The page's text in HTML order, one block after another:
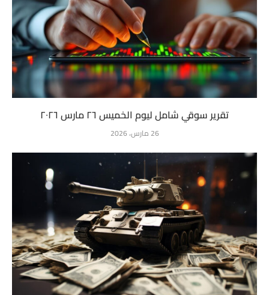
تقرير سوقي شامل ليوم الخميس ٢٦ مارس ٢٠٢٦
26 مارس، 2026